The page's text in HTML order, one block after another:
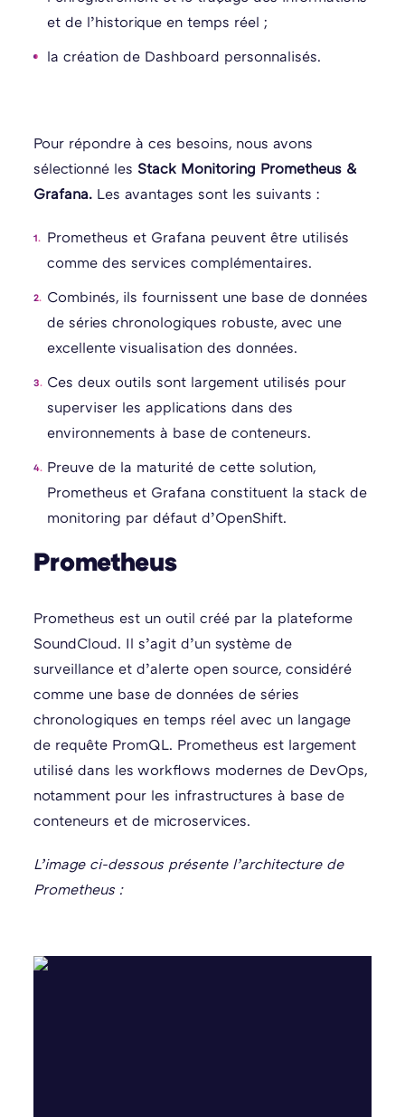
et de l’historique en temps réel ;
la création de Dashboard personnalisés.
Pour répondre à ces besoins, nous avons
sélectionné les Stack Monitoring Prometheus &
Grafana. Les avantages sont les suivants :
Prometheus et Grafana peuvent être utilisés
comme des services complémentaires.
Combinés, ils fournissent une base de données
de séries chronologiques robuste, avec une
excellente visualisation des données.
Ces deux outils sont largement utilisés pour
superviser les applications dans des
environnements à base de conteneurs.
Preuve de la maturité de cette solution,
Prometheus et Grafana constituent la stack de
monitoring par défaut d’OpenShift.
Prometheus
Prometheus est un outil créé par la plateforme
SoundCloud. Il s’agit d’un système de
surveillance et d’alerte open source, considéré
comme une base de données de séries
chronologiques en temps réel avec un langage
de requête PromQL. Prometheus est largement
utilisé dans les workflows modernes de DevOps,
notamment pour les infrastructures à base de
conteneurs et de microservices.
L’image ci-dessous présente l’architecture de
Prometheus :